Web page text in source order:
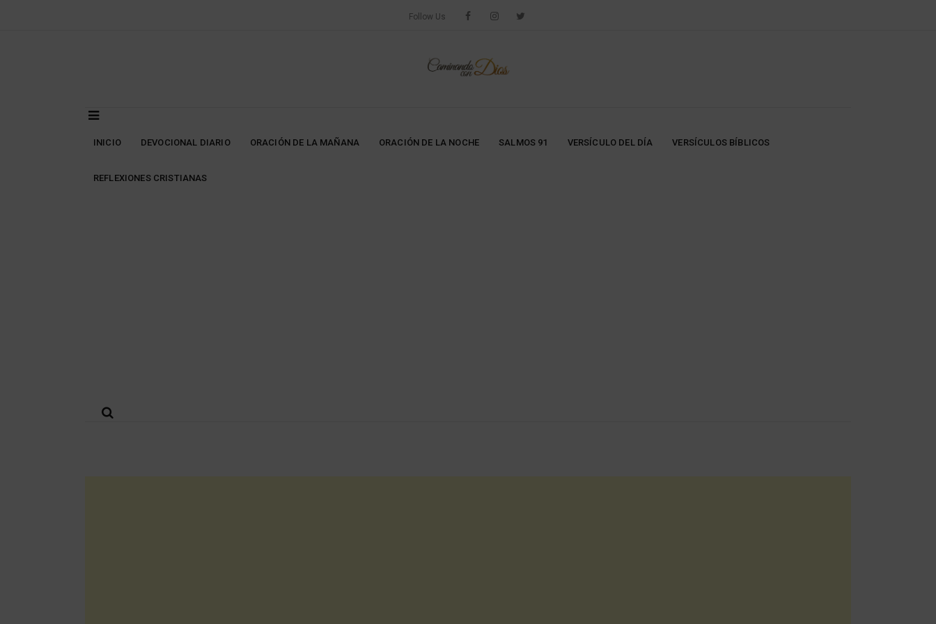
Follow Us
INICIO DEVOCIONAL DIARIO ORACIÓN DE LA MAÑANA ORACIÓN DE LA NOCHE SALMOS 91 VERSÍCULO DEL DÍA VERSÍCULOS BÍBLICOS
REFLEXIONES CRISTIANAS